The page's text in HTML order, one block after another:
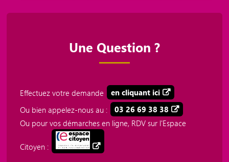
Une Question ?
Effectuez votre demande
en cliquant ici
Ou bien appelez-nous au :
03 26 69 38 38
Ou pour vos démarches en ligne, RDV sur l'Espace
Citoyen :